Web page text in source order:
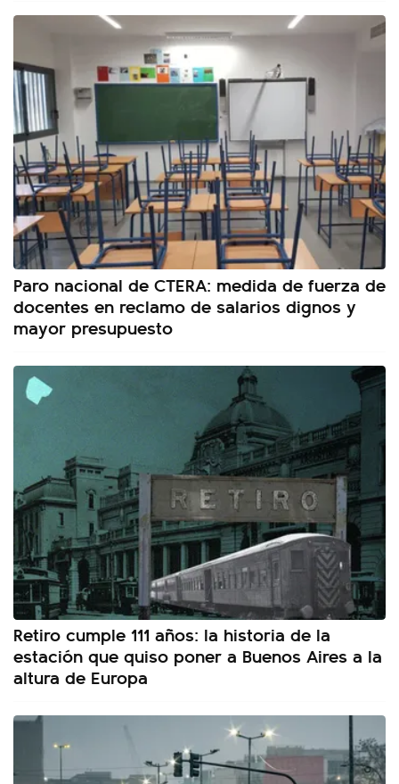
Paro nacional de CTERA: medida de fuerza de
docentes en reclamo de salarios dignos y
mayor presupuesto
Retiro cumple 111 años: la historia de la
estación que quiso poner a Buenos Aires a la
altura de Europa